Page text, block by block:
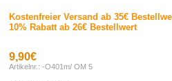
Kostenfreier Versand ab 35€
10% Rabatt ab 26€ Bestellwert
9,90€
Artikelnr.: -O401m/ OM 5